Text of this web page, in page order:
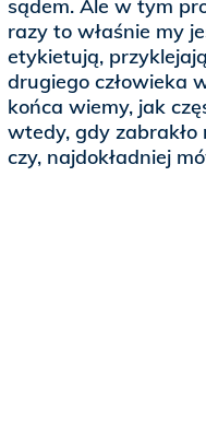
sądem. Ale w tym
razy to właśnie my
etykietują,
drugiego człowieka
końca wiemy, jak
wtedy, gdy
czy, najdokładniej